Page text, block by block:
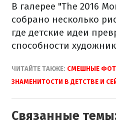
В галерее "The 2016
собрано несколько
где детские идеи
способности
ЧИТАЙТЕ ТАКЖЕ: СМЕШНЫЕ
ЗНАМЕНИТОСТИ В ДЕТСТВЕ И
Связанные